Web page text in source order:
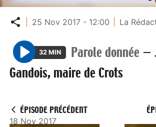
Partager
25 Nov 2017 - 12:00 La
P
l
32 MIN Parole donnée —
Gandois, maire de Crots
ÉPISODE PRÉCÉDENT
18 Nov 2017